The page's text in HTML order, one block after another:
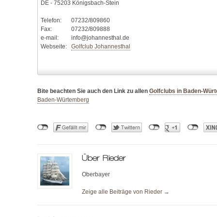
DE - 75203 Königsbach-Stein
Telefon:
07232/809860
Fax:
07232/809888
e-mail:
info@johannesthal.de
Webseite:
Golfclub Johannesthal
Bite beachten Sie auch den Link zu allen Golfclubs in Baden-
Baden-Würtemberg
Über Rieder
Oberbayer
Zeige alle Beiträge von Rieder →